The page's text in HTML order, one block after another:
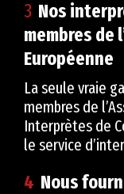
3 Nos
membres de
Européenne
La seule vraie
membres de
Interprètes de
le service
4 Nous